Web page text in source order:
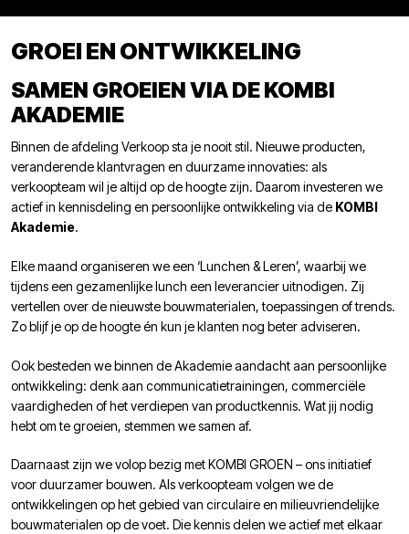
GROEI EN ONTWIKKELING
SAMEN GROEIEN VIA DE KOMBI
AKADEMIE
Binnen de afdeling Verkoop sta je nooit stil. Nieuwe producten,
veranderende klantvragen en duurzame innovaties: als
verkoopteam wil je altijd op de hoogte zijn. Daarom investeren we
actief in kennisdeling en persoonlijke ontwikkeling via de KOMBI
Akademie.
Elke maand organiseren we een ‘Lunchen & Leren’, waarbij we
tijdens een gezamenlijke lunch een leverancier uitnodigen. Zij
vertellen over de nieuwste bouwmaterialen, toepassingen of trends.
Zo blijf je op de hoogte én kun je klanten nog beter adviseren.
Ook besteden we binnen de Akademie aandacht aan persoonlijke
ontwikkeling: denk aan communicatietrainingen, commerciële
vaardigheden of het verdiepen van productkennis. Wat jij nodig
hebt om te groeien, stemmen we samen af.
Daarnaast zijn we volop bezig met KOMBI GROEN – ons initiatief
voor duurzamer bouwen. Als verkoopteam volgen we de
ontwikkelingen op het gebied van circulaire en milieuvriendelijke
bouwmaterialen op de voet. Die kennis delen we actief met elkaar